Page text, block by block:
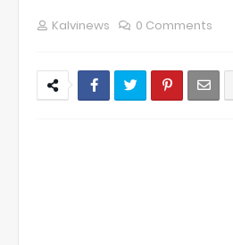
Kalvinews 0 Comments